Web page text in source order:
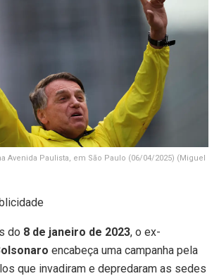
Avenida Paulista, em São Paulo (06/04/2025) (Miguel
do 8 de janeiro de 2023, o ex-
encabeça uma campanha pela
que invadiram e depredaram as sedes